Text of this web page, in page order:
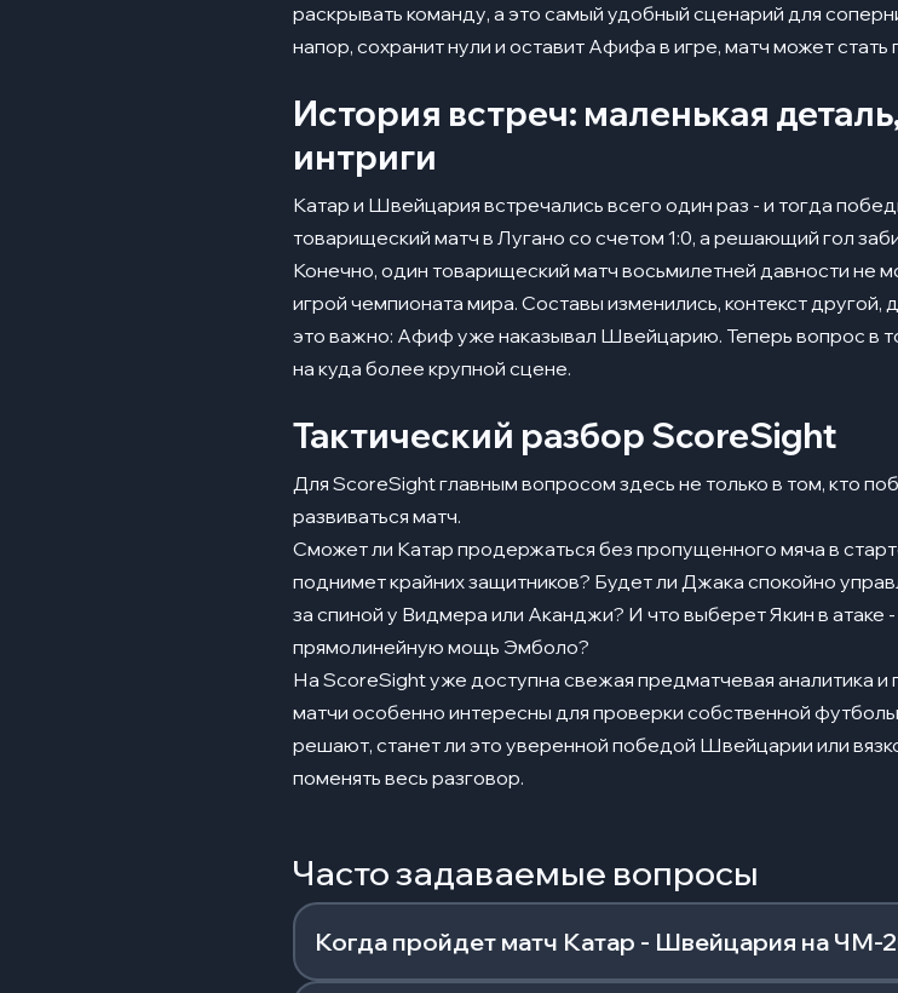
раскрывать команду, а это самый удобный сценарий для
напор, сохранит нули и оставит Афифа в игре, матч может
История встреч: маленькая
интриги
Катар и Швейцария встречались всего один раз - и тогда
товарищеский матч в Лугано со счетом 1:0, а решающий гол
Конечно, один товарищеский матч восьмилетней давности не
игрой чемпионата мира. Составы изменились, контекст
это важно: Афиф уже наказывал Швейцарию. Теперь вопрос в
на куда более крупной сцене.
Тактический разбор ScoreSight
Для ScoreSightглавным вопросом здесь не только в том, кто
развиваться матч.
Сможет ли Катар продержаться без пропущенного мяча в
поднимет крайних защитников? Будет ли Джака спокойно
за спиной у Видмера или Аканджи? И что выберет Якин в атаке
прямолинейную мощь Эмболо?
На ScoreSightуже доступна свежая предматчевая аналитика
матчи особенно интересны для проверки собственной
решают, станет ли это уверенной победой Швейцарии или
поменять весь разговор.
Часто задаваемые вопросы
Когда пройдет матч Катар - Швейцария на ЧМ-